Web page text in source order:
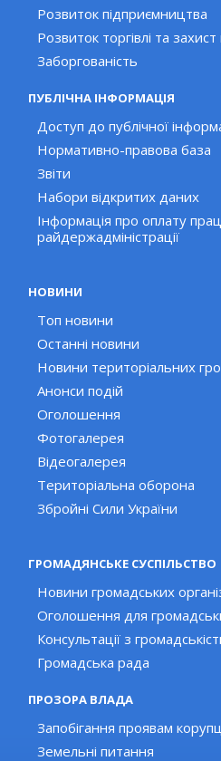
Розвиток підприємництва
Розвиток торгівлі та
Заборгованість
ПУБЛІЧНА ІНФОРМАЦІЯ
Доступ до публічної
Нормативно-правова база
Звіти
Набори відкритих даних
Інформація про оплату
райдержадміністрації
НОВИНИ
Топ новини
Останні новини
Новини територіальних
Анонси подій
Оголошення
Фотогалерея
Відеогалерея
Територіальна оборона
Збройні Сили України
ГРОМАДЯНСЬКЕ СУСПІЛЬСТВО
Новини громадських
Оголошення для
Консультації з
Громадська рада
ПРОЗОРА ВЛАДА
Запобігання проявам
Земельні питання